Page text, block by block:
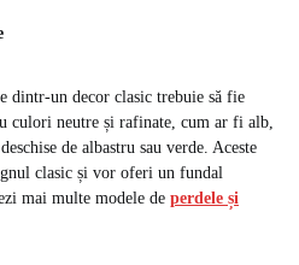
dintr-un decor clasic trebuie să fie
culori neutre și rafinate, cum ar fi alb,
de albastru sau verde. Aceste
clasic și vor oferi un fundal
mai multe modele de perdele și